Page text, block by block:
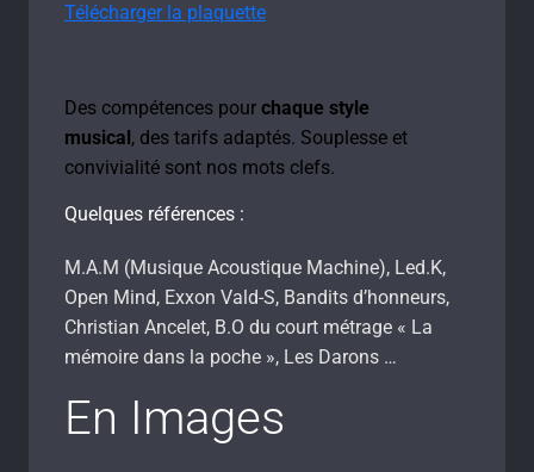
Télécharger la plaquette
Des compétences pour chaque style
musical, des tarifs adaptés. Souplesse et
convivialité sont nos mots clefs.
Quelques références :
M.A.M (Musique Acoustique Machine), Led.K,
Open Mind, Exxon Vald-S, Bandits d’honneurs,
Christian Ancelet, B.O du court métrage « La
mémoire dans la poche », Les Darons …
En Images